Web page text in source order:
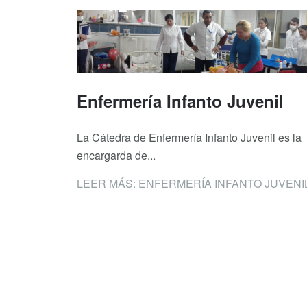
Enfermería Infanto Juvenil
La Cátedra de Enfermería Infanto Juvenil es la
encargarda de...
LEER MÁS: ENFERMERÍA INFANTO